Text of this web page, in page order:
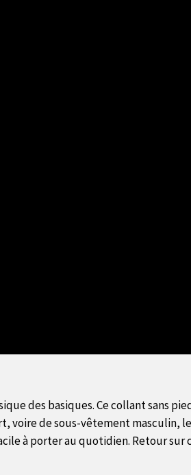
des basiques. Ce collant sans
voire de sous-vêtement masculin,
à porter au quotidien. Retour